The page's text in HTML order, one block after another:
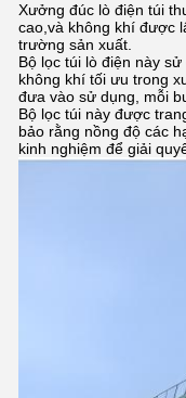
Xưởng đúc lò điện túi
cao,và không khí được
trường sản xuất.
Bộ lọc túi lò điện này
không khí tối ưu trong
đưa vào sử dụng, mỗi
Bộ lọc túi này được
bảo rằng nồng độ các
kinh nghiệm để giải